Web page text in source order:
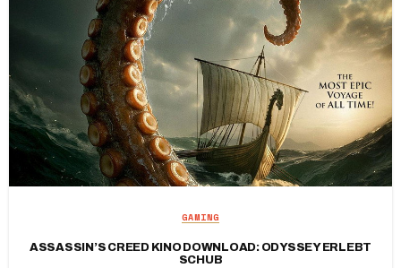
GAMING
ASSASSIN’S CREED KINO DOWNLOAD: ODYSSEY ERLEBT
SCHUB